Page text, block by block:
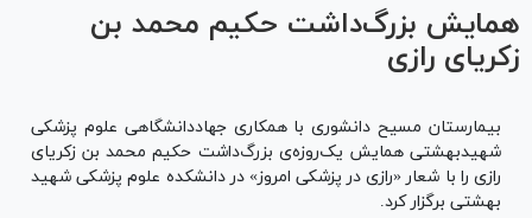
همایش بزرگ‌داشت حکیم محمد بن
زکریای رازی
بیمارستان مسیح دانشوری با همکاری جهاددانشگاهی علوم پزشکی
شهیدبهشتی همایش یک‌روزه‌ی بزرگ‌داشت حکیم محمد بن زکریای
رازی را با شعار «رازی در پزشکی امروز» در دانشکده علوم پزشکی شهید
بهشتی برگزار کرد.